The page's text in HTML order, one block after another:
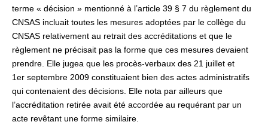
terme « décision » mentionné à l’article 39 § 7 du règlement du
CNSAS incluait toutes les mesures adoptées par le collège du
CNSAS relativement au retrait des accréditations et que le
règlement ne précisait pas la forme que ces mesures devaient
prendre. Elle jugea que les procès-verbaux des 21 juillet et
1er septembre 2009 constituaient bien des actes administratifs
qui contenaient des décisions. Elle nota par ailleurs que
l’accréditation retirée avait été accordée au requérant par un
acte revêtant une forme similaire.